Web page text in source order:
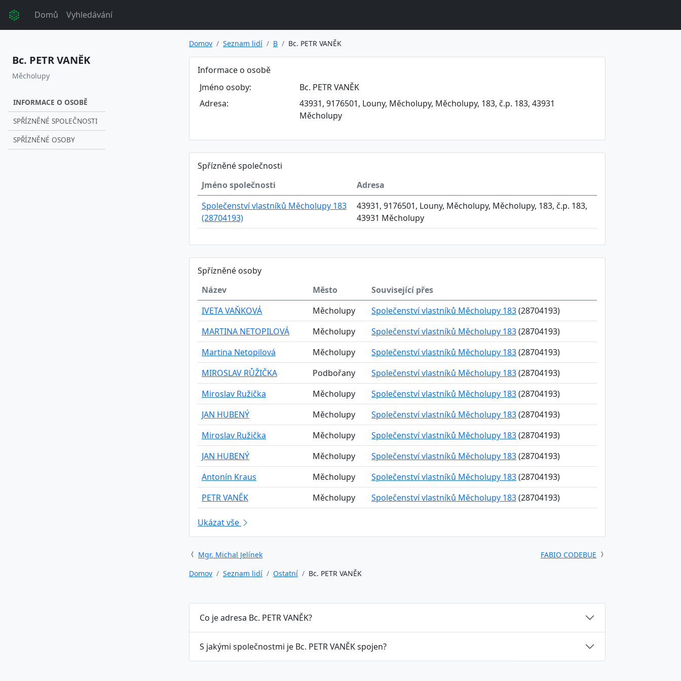
Domů Vyhledávání
Bc. PETR VANĚK
Měcholupy
INFORMACE O OSOBĚ
SPŘÍZNĚNÉ SPOLEČNOSTI
SPŘÍZNĚNÉ OSOBY
Domov Seznam lidí B Bc. PETR VANĚK
Informace o osobě
Jméno osoby:
Bc. PETR VANĚK
Adresa:
43931, 9176501, Louny, Měcholupy, Měcholupy, 183, č.p. 183, 43931
Měcholupy
Spřízněné společnosti
Jméno společnosti
Adresa
Společenství vlastníků Měcholupy 183
(28704193)
43931, 9176501, Louny, Měcholupy, Měcholupy, 183, č.p. 183,
43931 Měcholupy
Spřízněné osoby
Název
Město
Související přes
IVETA VAŇKOVÁ
Měcholupy Společenství vlastníků Měcholupy 183(28704193)
MARTINA NETOPILOVÁ
Měcholupy Společenství vlastníků Měcholupy 183(28704193)
Martina Netopilová
Měcholupy Společenství vlastníků Měcholupy 183(28704193)
MIROSLAV RŮŽIČKA
Podbořany Společenství vlastníků Měcholupy 183(28704193)
Miroslav Ružička
Měcholupy Společenství vlastníků Měcholupy 183(28704193)
JAN HUBENÝ
Měcholupy Společenství vlastníků Měcholupy 183(28704193)
Miroslav Ružička
Měcholupy Společenství vlastníků Měcholupy 183(28704193)
JAN HUBENÝ
Měcholupy Společenství vlastníků Měcholupy 183(28704193)
Antonín Kraus
Měcholupy Společenství vlastníků Měcholupy 183(28704193)
PETR VANĚK
Měcholupy Společenství vlastníků Měcholupy 183(28704193)
Ukázat vše
Mgr. Michal Jelínek
FABIO CODEBUE
Domov
Seznam lidí Ostatní Bc. PETR VANĚK
Co je adresa Bc. PETR VANĚK?
S jakými společnostmi je Bc. PETR VANĚK spojen?